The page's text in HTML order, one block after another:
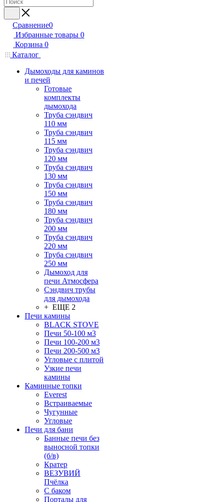
Сравнение0
Избранные товары 0
Корзина 0
Каталог
Дымоходы для каминов
и печей
Готовые
комплекты
дымохода
Труба сэндвич
110 мм
Труба сэндвич
115 мм
Труба сэндвич
120 мм
Труба сэндвич
130 мм
Труба сэндвич
150 мм
Труба сэндвич
180 мм
Труба сэндвич
200 мм
Труба сэндвич
220 мм
Труба сэндвич
250 мм
Дымоход для
печи Атмосфера
Сэндвич трубы
для дымохода
+ ЕЩЕ 2
Печи камины
BLACK STOVE
Печи 50-100 м3
Печи 100-200 м3
Печи 200-500 м3
Угловые с плитой
Узкие печи
камины
Каминные топки
Everest
Встраиваемые
Чугунные
Угловые
Печи для бани
Банные печи без
выносной топки
(б/в)
Кратер
ВЕЗУВИЙ
Пчёлка
С баком
Порталы для